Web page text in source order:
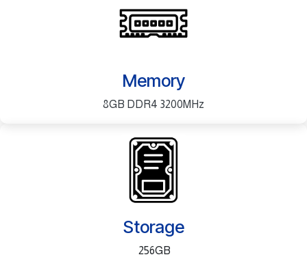
Memory
8GB DDR4 3200MHz
Storage
256GB